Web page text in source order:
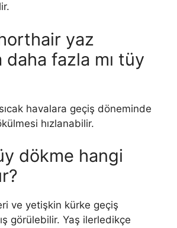
yaz
daha fazla mı tüy
havalara geçiş döneminde
hızlanabilir.
dökme hangi
ve yetişkin kürke geçiş
görülebilir. Yaş ilerledikçe